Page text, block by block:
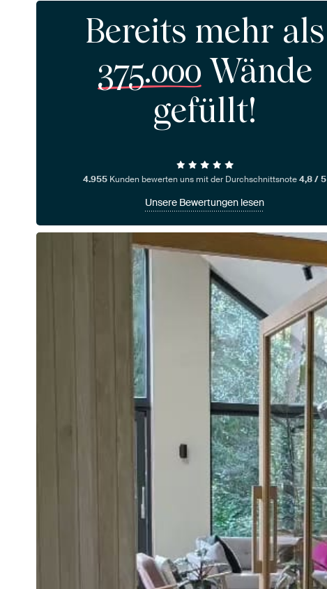
Bereits mehr als
375.000 Wände
gefüllt!
4.955 Kunden bewerten uns mit der Durchschnittsnote4,8 / 5
Unsere Bewertungen lesen